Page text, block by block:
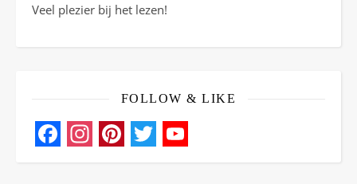
Veel plezier bij het lezen!
FOLLOW & LIKE
Facebook
Instagram
Pinterest
Twitter
YouTube